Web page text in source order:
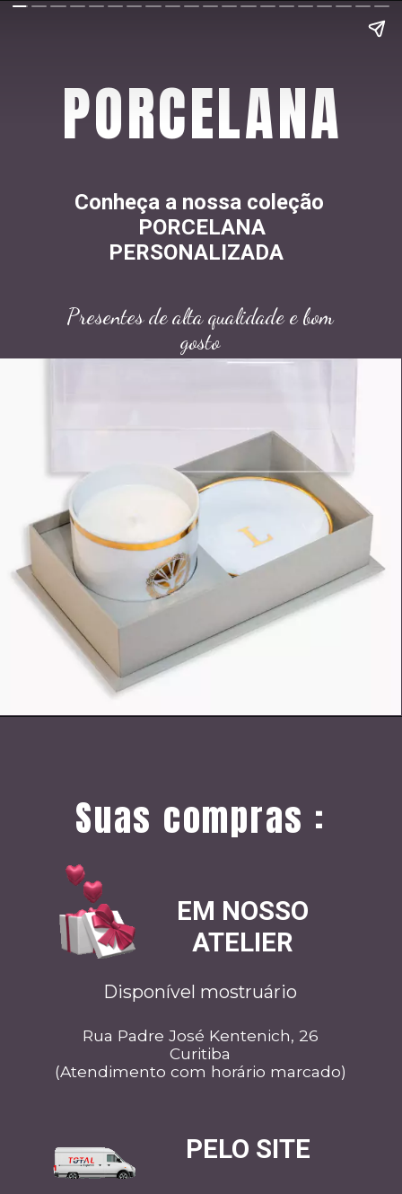
PORCELANA
Conheça a nossa coleção
PORCELANA
PERSONALIZADA
Presentes de alta qualidade e bom
gosto
Suas compras :
EM NOSSO
ATELIER
PELO SITE
Disponível mostruário
Rua Padre José Kentenich, 26
Curitiba
(Atendimento com horário marcado)